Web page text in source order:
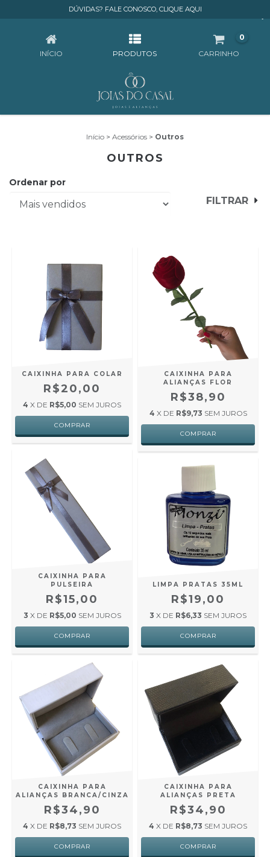
DÚVIDAS? FALE CONOSCO, CLIQUE AQUI
OUTROS
INÍCIO PRODUTOS CARRINHO
0
Início > Acessórios > Outros
OUTROS
Ordenar por
FILTRAR
CAIXINHA PARA COLAR
R$20,00
4 X DE R$5,00 SEM JUROS
CAIXINHA PARA
ALIANÇAS FLOR
R$38,90
4 X DE R$9,73 SEM JUROS
CAIXINHA PARA
PULSEIRA
R$15,00
3 X DE R$5,00 SEM JUROS
LIMPA PRATAS 35ML
R$19,00
3 X DE R$6,33 SEM JUROS
CAIXINHA PARA
ALIANÇAS BRANCA/CINZA
R$34,90
4 X DE R$8,73 SEM JUROS
CAIXINHA PARA
ALIANÇAS PRETA
R$34,90
4 X DE R$8,73 SEM JUROS